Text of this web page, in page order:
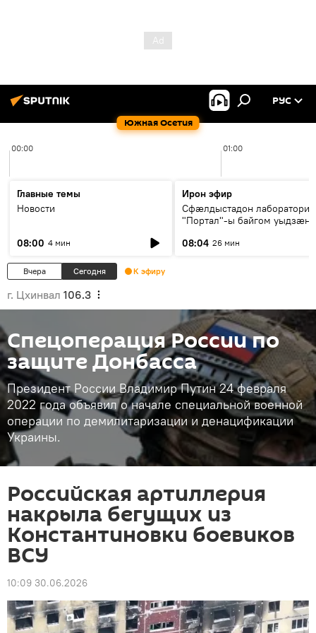
Южная Осетия
РУС
00:00 01:00
Главные темы
Новости
08:00 4 мин
Ирон эфир
Сфæлдыстадон лаборатори
"Портал"-ы байгом уыдзæн
Æхсары куыстыты равдыст
08:04 26 мин
Вчера Сегодня К эфиру
г. Цхинвал 106.3
Спецоперация России по
защите Донбасса
Президент России Владимир Путин 24 февраля
2022 года объявил о начале специальной военной
операции по демилитаризации и денацификации
Украины.
Российская артиллерия
накрыла бегущих из
Константиновки боевиков
ВСУ
10:09 30.06.2026